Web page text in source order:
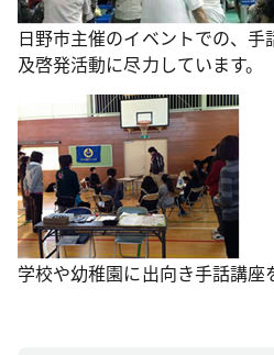
日野市主催のイベントでの、
及啓発活動に尽力しています。
学校や幼稚園に出向き手話講座